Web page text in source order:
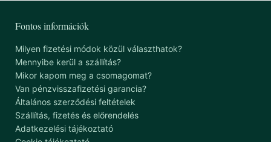
Fontos információk
Milyen fizetési módok közül választhatok?
Mennyibe kerül a szállítás?
Mikor kapom meg a csomagomat?
Van pénzvisszafizetési garancia?
Általános szerződési feltételek
Szállítás, fizetés és előrendelés
Adatkezelési tájékoztató